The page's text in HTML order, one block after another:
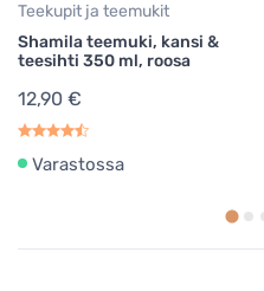
Teekupit ja teemukit
Shamila teemuki, kansi &
teesihti 350 ml, roosa
12,90 €
Varastossa